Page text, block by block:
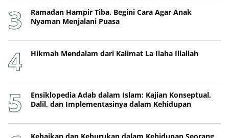
Ramadan Hampir Tiba, Begini Cara Agar Anak
Nyaman Menjalani Puasa
Hikmah Mendalam dari Kalimat La Ilaha Illallah
Ensiklopedia Adab dalam Islam: Kajian Konseptual,
Dalil, dan Implementasinya dalam Kehidupan